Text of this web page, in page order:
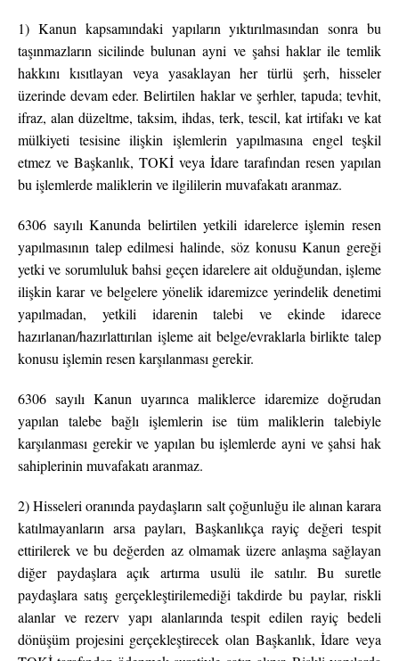
1) Kanun kapsamındaki yapıların yıktırılmasından sonra bu
taşınmazların sicilinde bulunan ayni ve şahsi haklar ile temlik
hakkını kısıtlayan veya yasaklayan her türlü şerh, hisseler
üzerinde devam eder. Belirtilen haklar ve şerhler, tapuda; tevhit,
ifraz, alan düzeltme, taksim, ihdas, terk, tescil, kat irtifakı ve kat
mülkiyeti tesisine ilişkin işlemlerin yapılmasına engel teşkil
etmez ve Başkanlık, TOKİ veya İdare tarafından resen yapılan
bu işlemlerde maliklerin ve ilgililerin muvafakatı aranmaz.
6306 sayılı Kanunda belirtilen yetkili idarelerce işlemin resen
yapılmasının talep edilmesi halinde, söz konusu Kanun gereği
yetki ve sorumluluk bahsi geçen idarelere ait olduğundan, işleme
ilişkin karar ve belgelere yönelik idaremizce yerindelik denetimi
yapılmadan, yetkili idarenin talebi ve ekinde idarece
hazırlanan/hazırlattırılan işleme ait belge/evraklarla birlikte talep
konusu işlemin resen karşılanması gerekir.
6306 sayılı Kanun uyarınca maliklerce idaremize doğrudan
yapılan talebe bağlı işlemlerin ise tüm maliklerin talebiyle
karşılanması gerekir ve yapılan bu işlemlerde ayni ve şahsi hak
sahiplerinin muvafakatı aranmaz.
2) Hisseleri oranında paydaşların salt çoğunluğu ile alınan karara
katılmayanların arsa payları, Başkanlıkça rayiç değeri tespit
ettirilerek ve bu değerden az olmamak üzere anlaşma sağlayan
diğer paydaşlara açık artırma usulü ile satılır. Bu suretle
paydaşlara satış gerçekleştirilemediği takdirde bu paylar, riskli
alanlar ve rezerv yapı alanlarında tespit edilen rayiç bedeli
dönüşüm projesini gerçekleştirecek olan Başkanlık, İdare veya